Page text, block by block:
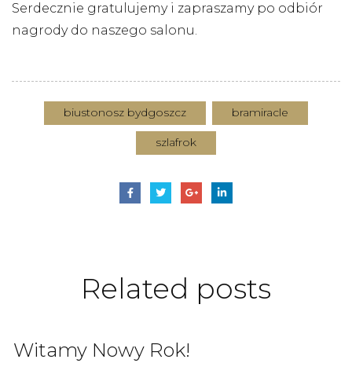
Serdecznie gratulujemy i zapraszamy po odbiór
nagrody do naszego salonu.
biustonosz bydgoszcz bramiracle
szlafrok
Related posts
Witamy Nowy Rok!